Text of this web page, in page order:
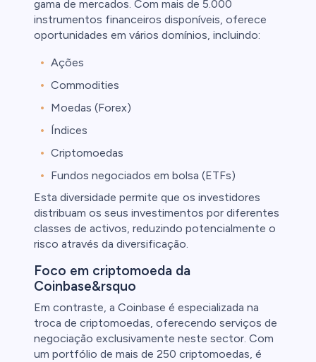
gama de mercados. Com mais de 5.000
instrumentos financeiros disponíveis, oferece
oportunidades em vários domínios, incluindo:
Ações
Commodities
Moedas (Forex)
Índices
Criptomoedas
Fundos negociados em bolsa (ETFs)
Esta diversidade permite que os investidores
distribuam os seus investimentos por diferentes
classes de activos, reduzindo potencialmente o
risco através da diversificação.
Foco em criptomoeda da
Coinbase&rsquo
Em contraste, a Coinbase é especializada na
troca de criptomoedas, oferecendo serviços de
negociação exclusivamente neste sector. Com
um portfólio de mais de 250 criptomoedas, é